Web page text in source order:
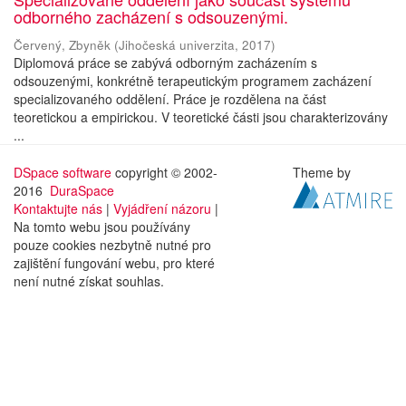
odborného zacházení s odsouzenými.
Červený, Zbyněk (Jihočeská univerzita, 2017)
Diplomová práce se zabývá odborným zacházením s
odsouzenými, konkrétně terapeutickým programem zacházení
specializovaného oddělení. Práce je rozdělena na část
teoretickou a empirickou. V teoretické části jsou charakterizovány
...
DSpace software copyright © 2002-
2016 DuraSpace
Kontaktujte nás | Vyjádření názoru |
Na tomto webu jsou používány
pouze cookies nezbytně nutné pro
zajištění fungování webu, pro které
není nutné získat souhlas.
Theme by